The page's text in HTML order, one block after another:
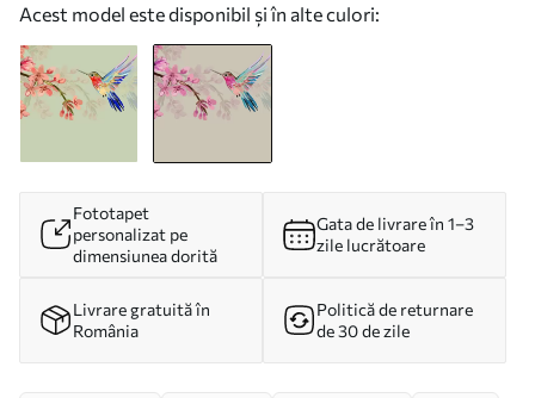
Acest model este disponibil și în alte culori:
Fototapet
personalizat pe
dimensiunea dorită
Gata de livrare în 1–3
zile lucrătoare
Livrare gratuită în
România
Politică de returnare
de 30 de zile